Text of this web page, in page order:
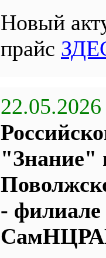
Новый
прайс
22.05.2026
"Знание"
- филиале